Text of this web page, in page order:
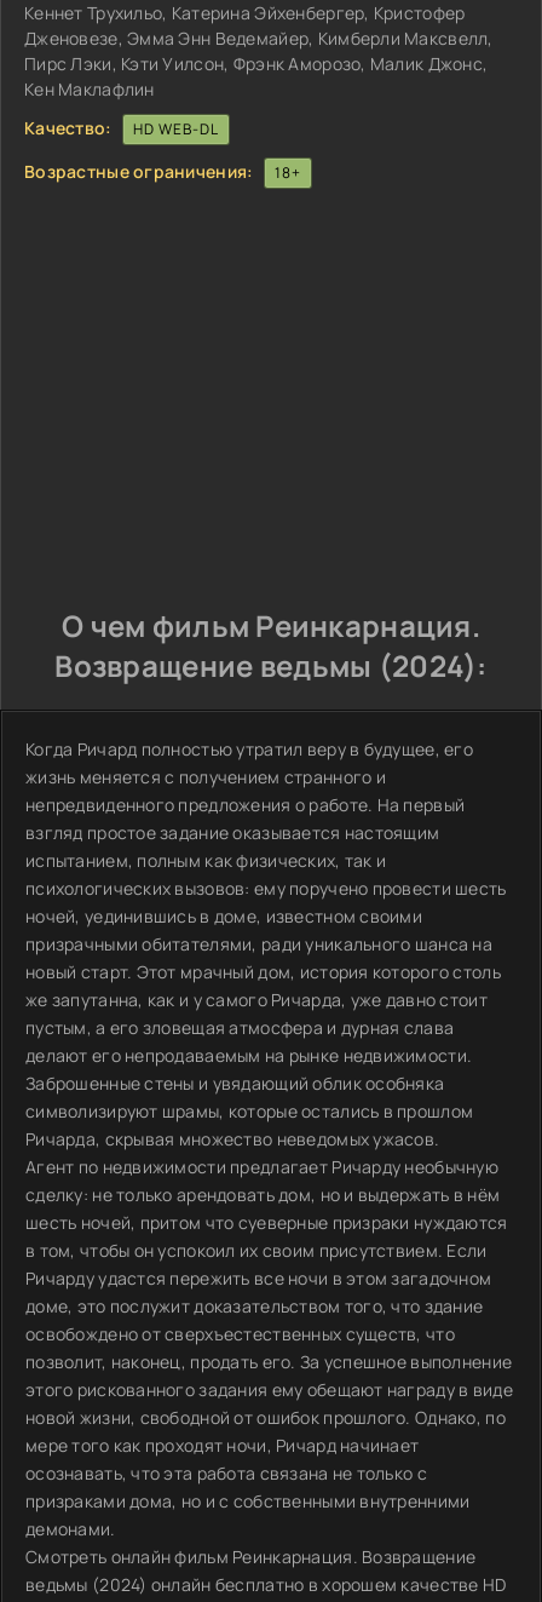
Кеннет Трухильо, Катерина Эйхенбергер, Кристофер
Дженовезе, Эмма Энн Ведемайер, Кимберли Максвелл,
Пирс Лэки, Кэти Уилсон, Фрэнк Аморозо, Малик Джонс,
Кен Маклафлин
Качество:
HD WEB-DL
Возрастные ограничения: 18+
О чем фильм Реинкарнация.
Возвращение ведьмы (2024):
Когда Ричард полностью утратил веру в будущее, его
жизнь меняется с получением странного и
непредвиденного предложения о работе. На первый
взгляд простое задание оказывается настоящим
испытанием, полным как физических, так и
психологических вызовов: ему поручено провести шесть
ночей, уединившись в доме, известном своими
призрачными обитателями, ради уникального шанса на
новый старт. Этот мрачный дом, история которого столь
же запутанна, как и у самого Ричарда, уже давно стоит
пустым, а его зловещая атмосфера и дурная слава
делают его непродаваемым на рынке недвижимости.
Заброшенные стены и увядающий облик особняка
символизируют шрамы, которые остались в прошлом
Ричарда, скрывая множество неведомых ужасов.
Агент по недвижимости предлагает Ричарду необычную
сделку: не только арендовать дом, но и выдержать в нём
шесть ночей, притом что суеверные призраки нуждаются
в том, чтобы он успокоил их своим присутствием. Если
Ричарду удастся пережить все ночи в этом загадочном
доме, это послужит доказательством того, что здание
освобождено от сверхъестественных существ, что
позволит, наконец, продать его. За успешное выполнение
этого рискованного задания ему обещают награду в виде
новой жизни, свободной от ошибок прошлого. Однако, по
мере того как проходят ночи, Ричард начинает
осознавать, что эта работа связана не только с
призраками дома, но и с собственными внутренними
демонами.
Смотреть онлайн фильм Реинкарнация. Возвращение
ведьмы (2024) онлайн бесплатно в хорошем качестве HD